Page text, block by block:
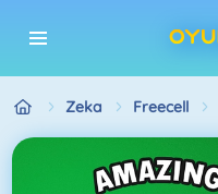
Zeka Freecell